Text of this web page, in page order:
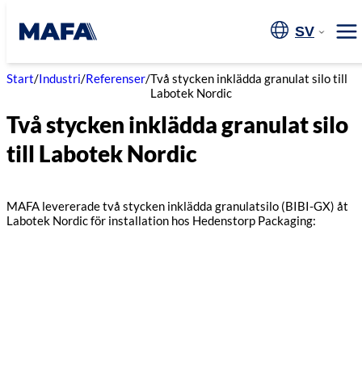
till
innehåll
SV
Start/Industri/Referenser/Två stycken inklädda granulat silo till
Labotek Nordic
Två stycken inklädda granulat silo
till Labotek Nordic
MAFA levererade två stycken inklädda granulatsilo (BIBI-GX) åt
Labotek Nordic för installation hos Hedenstorp Packaging: